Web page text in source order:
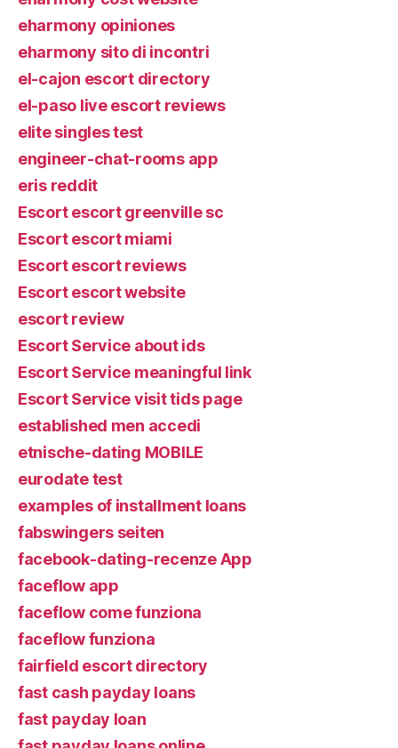
eharmony opiniones
eharmony sito di incontri
el-cajon escort directory
el-paso live escort reviews
elite singles test
engineer-chat-rooms app
eris reddit
Escort escort greenville sc
Escort escort miami
Escort escort reviews
Escort escort website
escort review
Escort Service about ids
Escort Service meaningful link
Escort Service visit tids page
established men accedi
etnische-dating MOBILE
eurodate test
examples of installment loans
fabswingers seiten
facebook-dating-recenze App
faceflow app
faceflow come funziona
faceflow funziona
fairfield escort directory
fast cash payday loans
fast payday loan